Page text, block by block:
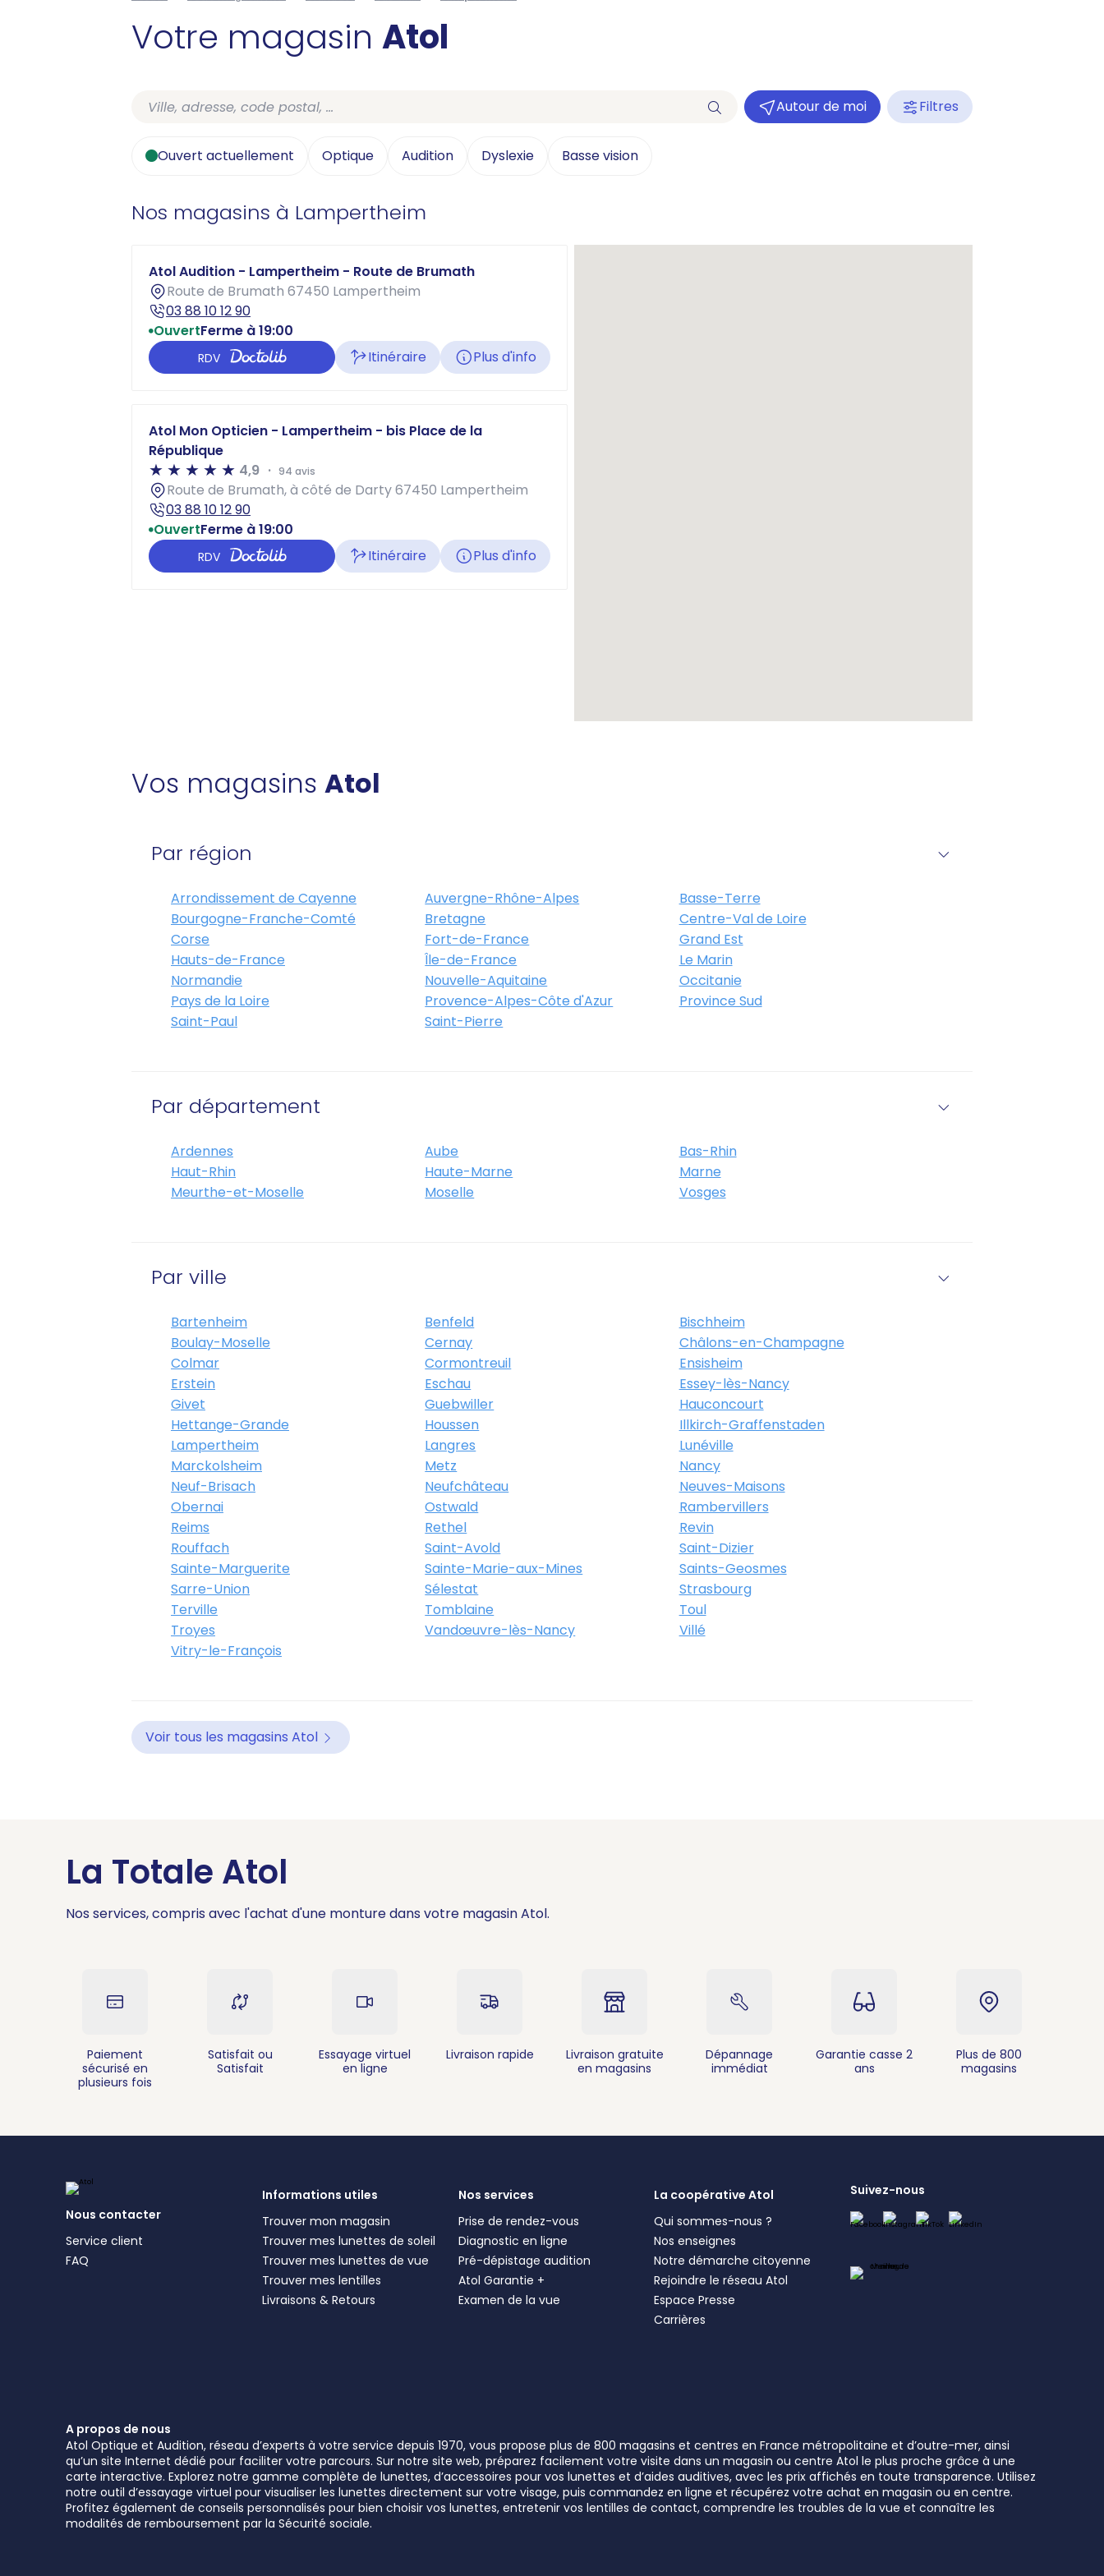
Votre magasin Atol
Autour de moi Filtres
Ouvert actuellement Optique Audition Dyslexie Basse vision
Nos magasins à Lampertheim
Atol Audition - Lampertheim - Route de Brumath
Route de Brumath 67450 Lampertheim
03 88 10 12 90
OuvertFerme à 19:00
RDV Itinéraire Plus d'info
Atol Mon Opticien - Lampertheim - bis Place de la
République
4,9
94 avis
Route de Brumath, à côté de Darty 67450 Lampertheim
03 88 10 12 90
OuvertFerme à 19:00
RDV Itinéraire Plus d'info
Vos magasins Atol
Par région
Arrondissement de Cayenne Auvergne-Rhône-Alpes
Basse-Terre
Bourgogne-Franche-Comté
Bretagne
Centre-Val de Loire
Corse
Fort-de-France
Grand Est
Hauts-de-France
Île-de-France
Le Marin
Normandie
Nouvelle-Aquitaine
Occitanie
Pays de la Loire
Provence-Alpes-Côte d'Azur
Province Sud
Saint-Paul
Saint-Pierre
Par département
Ardennes Aube
Bas-Rhin
Haut-Rhin
Haute-Marne
Marne
Meurthe-et-Moselle
Moselle Vosges
Par ville
Bartenheim Benfeld
Bischheim
Boulay-Moselle
Cernay
Châlons-en-Champagne
Colmar
Cormontreuil
Ensisheim
Erstein
Eschau
Essey-lès-Nancy
Givet
Guebwiller
Hauconcourt
Hettange-Grande
Houssen
Illkirch-Graffenstaden
Lampertheim
Langres
Lunéville
Marckolsheim
Metz
Nancy
Neuf-Brisach
Neufchâteau
Neuves-Maisons
Obernai
Ostwald
Rambervillers
Reims
Rethel
Revin
Rouffach
Saint-Avold
Saint-Dizier
Sainte-Marguerite
Sainte-Marie-aux-Mines
Saints-Geosmes
Sarre-Union
Sélestat
Strasbourg
Terville
Tomblaine
Toul
Troyes
Vandœuvre-lès-Nancy
Villé
Vitry-le-François
Voir tous les magasins Atol
La Totale Atol
Nos services, compris avec l'achat d'une monture dans votre magasin Atol.
Paiement
sécurisé en
plusieurs fois
Satisfait ou
Satisfait
Essayage virtuel
en ligne
Livraison rapide
Livraison gratuite
en magasins
Dépannage
immédiat
Garantie casse 2
ans
Plus de 800
magasins
Nous contacter
Service client
FAQ
Informations utiles
Trouver mon magasin
Trouver mes lunettes de soleil
Trouver mes lunettes de vue
Trouver mes lentilles
Livraisons & Retours
Nos services
Prise de rendez-vous
Diagnostic en ligne
Pré-dépistage audition
Atol Garantie +
Examen de la vue
La coopérative Atol
Qui sommes-nous ?
Nos enseignes
Notre démarche citoyenne
Rejoindre le réseau Atol
Espace Presse
Carrières
Suivez-nous
A propos de nous
Atol Optique et Audition, réseau d’experts à votre service depuis 1970, vous propose plus de 800 magasins et centres en France métropolitaine et d’outre-mer, ainsi
qu’un site Internet dédié pour faciliter votre parcours. Sur notre site web, préparez facilement votre visite dans un magasin ou centre Atol le plus proche grâce à une
carte interactive. Explorez notre gamme complète de lunettes, d’accessoires pour vos lunettes et d’aides auditives, avec les prix affichés en toute transparence. Utilisez
notre outil d’essayage virtuel pour visualiser les lunettes directement sur votre visage, puis commandez en ligne et récupérez votre achat en magasin ou en centre.
Profitez également de conseils personnalisés pour bien choisir vos lunettes, entretenir vos lentilles de contact, comprendre les troubles de la vue et connaître les
modalités de remboursement par la Sécurité sociale.